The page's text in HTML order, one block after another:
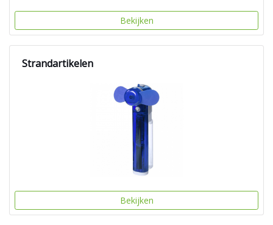
Bekijken
Strandartikelen
Bekijken